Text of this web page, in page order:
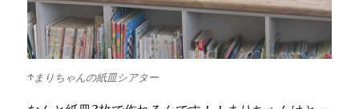
↑まりちゃんの紙皿シアター